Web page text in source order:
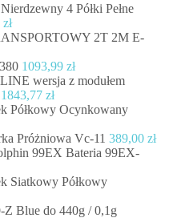
4 Półki Pełne
zł
2T 2M E-
1093,99 zł
wersja z modułem
1843,77 zł
Półkowy Ocynkowany
Próżniowa Vc-11 389,00 zł
99EX Bateria 99EX-
Siatkowy Półkowy
Z Blue do 440g / 0,1g